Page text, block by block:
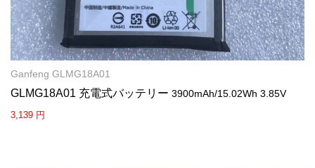
Ganfeng GLMG18A01
GLMG18A01 充電式バッテリー 3900mAh/15.02Wh 3.85V
3,139 円